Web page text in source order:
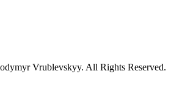
Vrublevskyy. All Rights Reserved.